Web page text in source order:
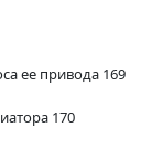
ее привода 169
170